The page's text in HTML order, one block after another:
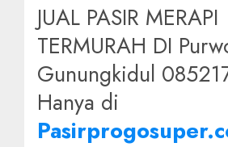
JUAL PASIR MERAPI
TERMURAH DI
Gunungkidul
Hanya di